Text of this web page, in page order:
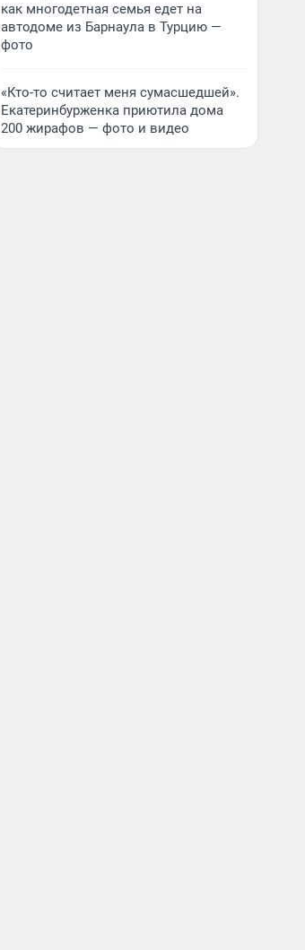
как многодетная семья едет на
автодоме из Барнаула в Турцию —
фото
«Кто-то считает меня сумасшедшей».
Екатеринбурженка приютила дома
200 жирафов — фото и видео